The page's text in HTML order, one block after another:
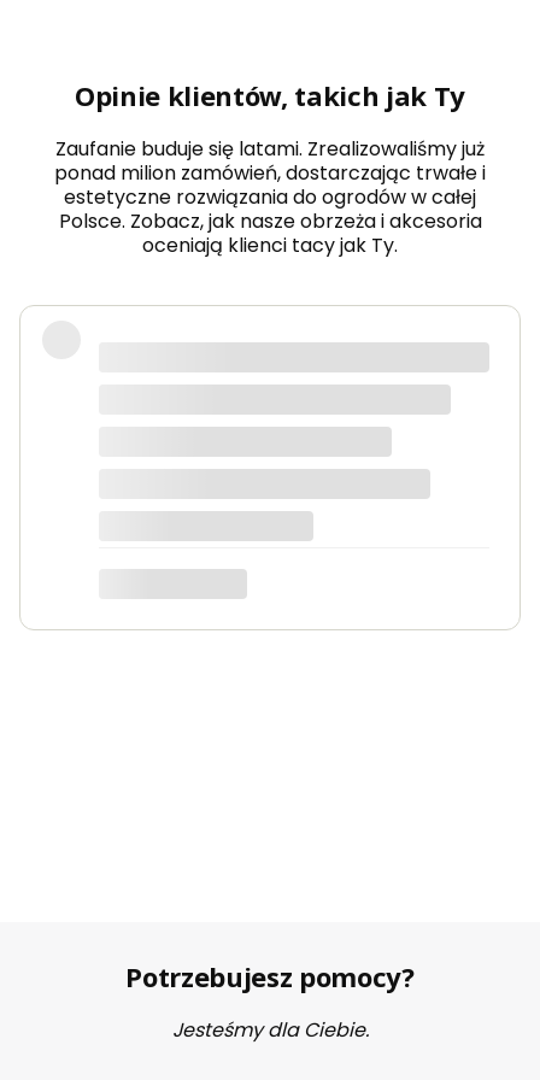
Opinie klientów, takich jak Ty
Zaufanie buduje się latami. Zrealizowaliśmy już
ponad milion zamówień, dostarczając trwałe i
estetyczne rozwiązania do ogrodów w całej
Polsce. Zobacz, jak nasze obrzeża i akcesoria
oceniają klienci tacy jak Ty.
Podzielam pozytywne opinie. W
ubiegłym roku kupiłam podpory po
raz pierwszy (długość 150 cm) i
stosowałam do pomidorów
koktajlowych oraz pomidorów
karłowych. Dodatkowo do podpór
można podwiązać lub podpiąć pędy.
W tym roku planuję kupić i
wykorzystać wyższe podpory.
Potrzebujesz pomocy?
Jesteśmy dla Ciebie.